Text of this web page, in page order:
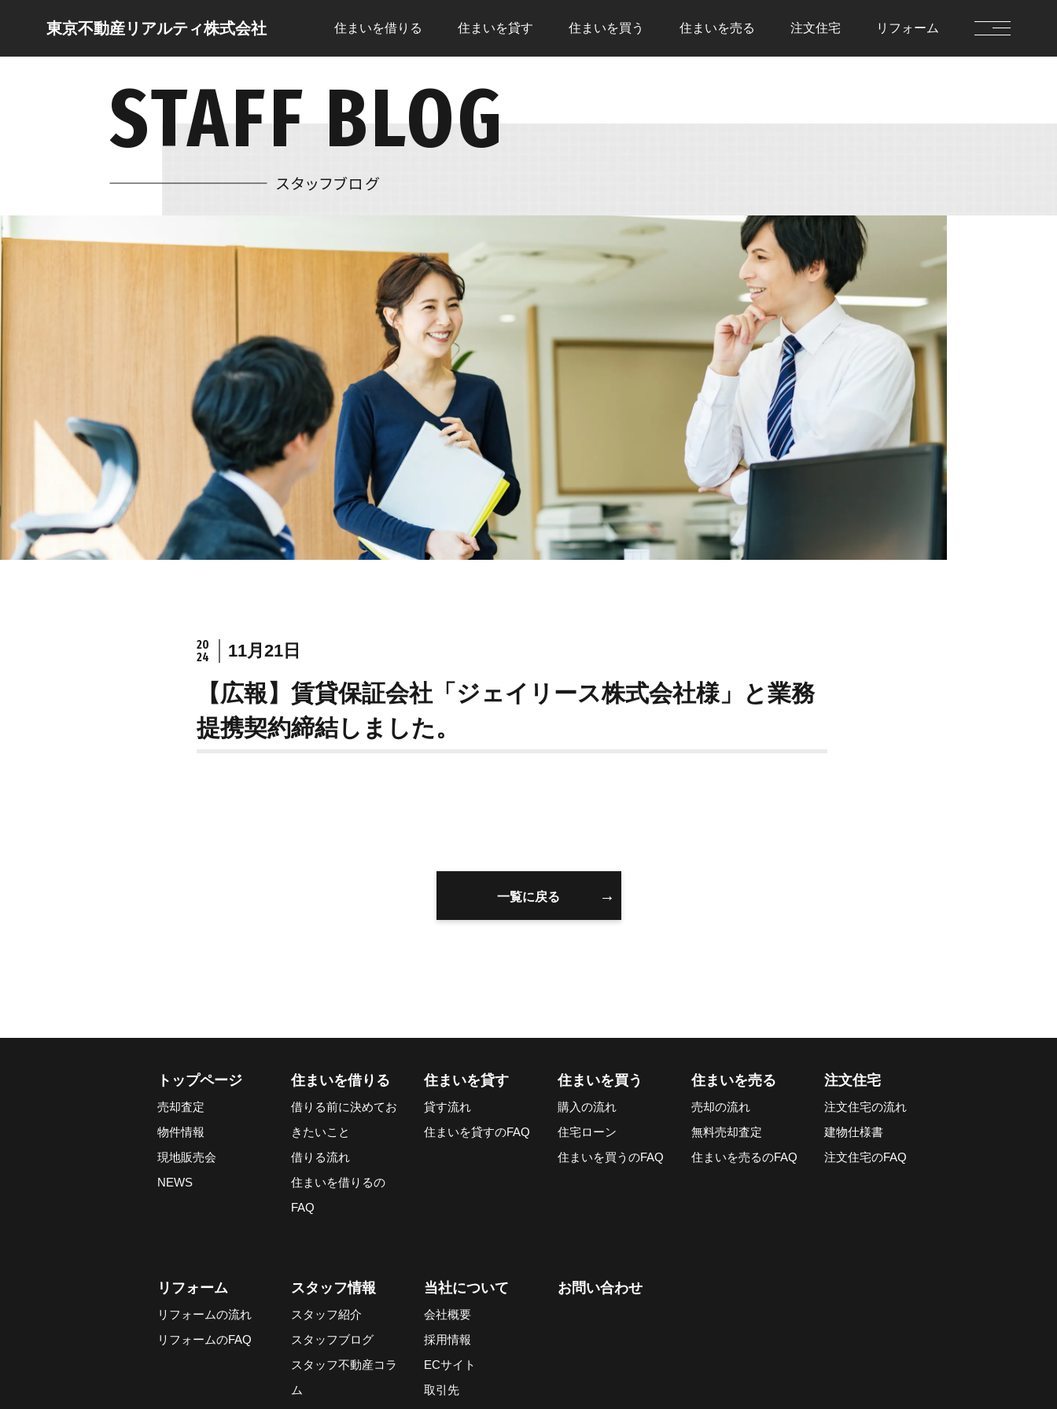
東京不動産リアルティ株式会社 住まいを借りる 住まいを貸す 住まいを買う 住まいを売る 注文住宅 リフォーム
トップページ
売却査定
物件情報
住まいを買う
購入の流れ
住宅ローン
住まいを買うのFAQ
住まいを売る
無料売却査定
住まいを売るのFAQ
注文住宅
注文住宅の流れ
建物仕様書
注文住宅のFAQ
リフォーム
リフォームの流れ
リフォームのFAQ
スタッフ情報
スタッフ紹介
スタッフブログ
スタッフ不動産コラム
当社について
会社概要
採用情報
いて
住まいを借りる
住まいを貸す
住まいを買う
リフォーム
STAFF BLOG
スタッフブログ
20
24
11月21日
【広報】賃貸保証会社「ジェイリース株式会社様」と業務
提携契約締結しました。
一覧に戻る
トップページ
売却査定
物件情報
現地販売会
NEWS
住まいを借りる
借りる前に決めてお
きたいこと
借りる流れ
住まいを借りるの
FAQ
住まいを貸す
貸す流れ
住まいを貸すのFAQ
住まいを買う
購入の流れ
住宅ローン
住まいを買うのFAQ
住まいを売る
売却の流れ
無料売却査定
住まいを売るのFAQ
注文住宅
注文住宅の流れ
建物仕様書
注文住宅のFAQ
リフォーム
リフォームの流れ
リフォームのFAQ
スタッフ情報
スタッフ紹介
スタッフブログ
スタッフ不動産コラ
ム
当社について
会社概要
採用情報
ECサイト
取引先
お問い合わせ